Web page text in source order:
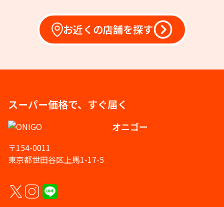
お近くの店舗を探す
スーパー価格で、すぐ届く
オニゴー
〒154-0011
東京都世田谷区上馬1-17-5